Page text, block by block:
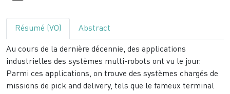
Résumé (VO) Abstract
Au cours de la dernière décennie, des applications
industrielles des systèmes multi-robots ont vu le jour.
Parmi ces applications, on trouve des systèmes chargés de
missions de pick and delivery, tels que le fameux terminal